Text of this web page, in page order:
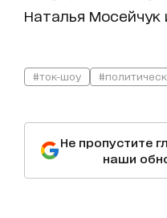
Наталья Мосейчук
#ток-шоу
Не пропустите
наши